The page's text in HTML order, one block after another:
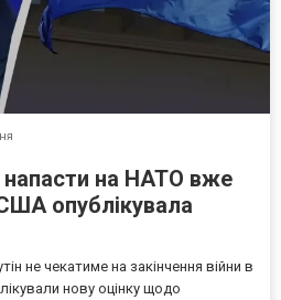
на НАТО вже
опублікувала
не чекатиме на закінчення війни в
нову оцінку щодо